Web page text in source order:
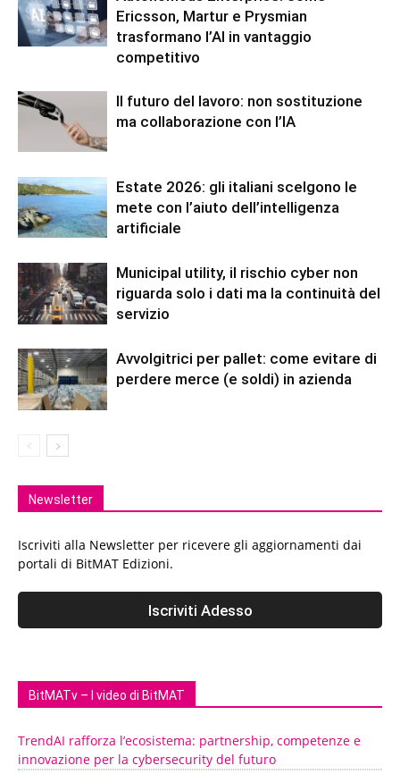
Ericsson, Martur e Prysmian
trasformano l’AI in vantaggio
competitivo
Il futuro del lavoro: non sostituzione
ma collaborazione con l’IA
Estate 2026: gli italiani scelgono le
mete con l’aiuto dell’intelligenza
artificiale
Municipal utility, il rischio cyber non
riguarda solo i dati ma la continuità del
servizio
Avvolgitrici per pallet: come evitare di
perdere merce (e soldi) in azienda
Newsletter
Iscriviti alla Newsletter per ricevere gli aggiornamenti dai
portali di BitMAT Edizioni.
BitMATv – I video di BitMAT
TrendAI rafforza l’ecosistema: partnership, competenze e
innovazione per la cybersecurity del futuro